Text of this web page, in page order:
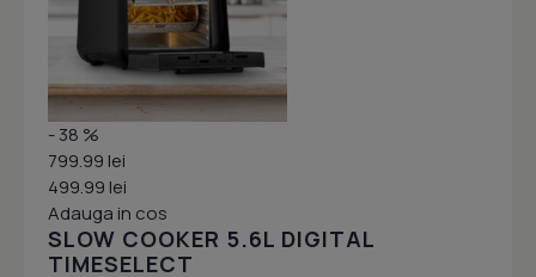
- 38 %
799.99 lei
499.99 lei
Adauga in cos
SLOW COOKER 5.6L DIGITAL
TIMESELECT